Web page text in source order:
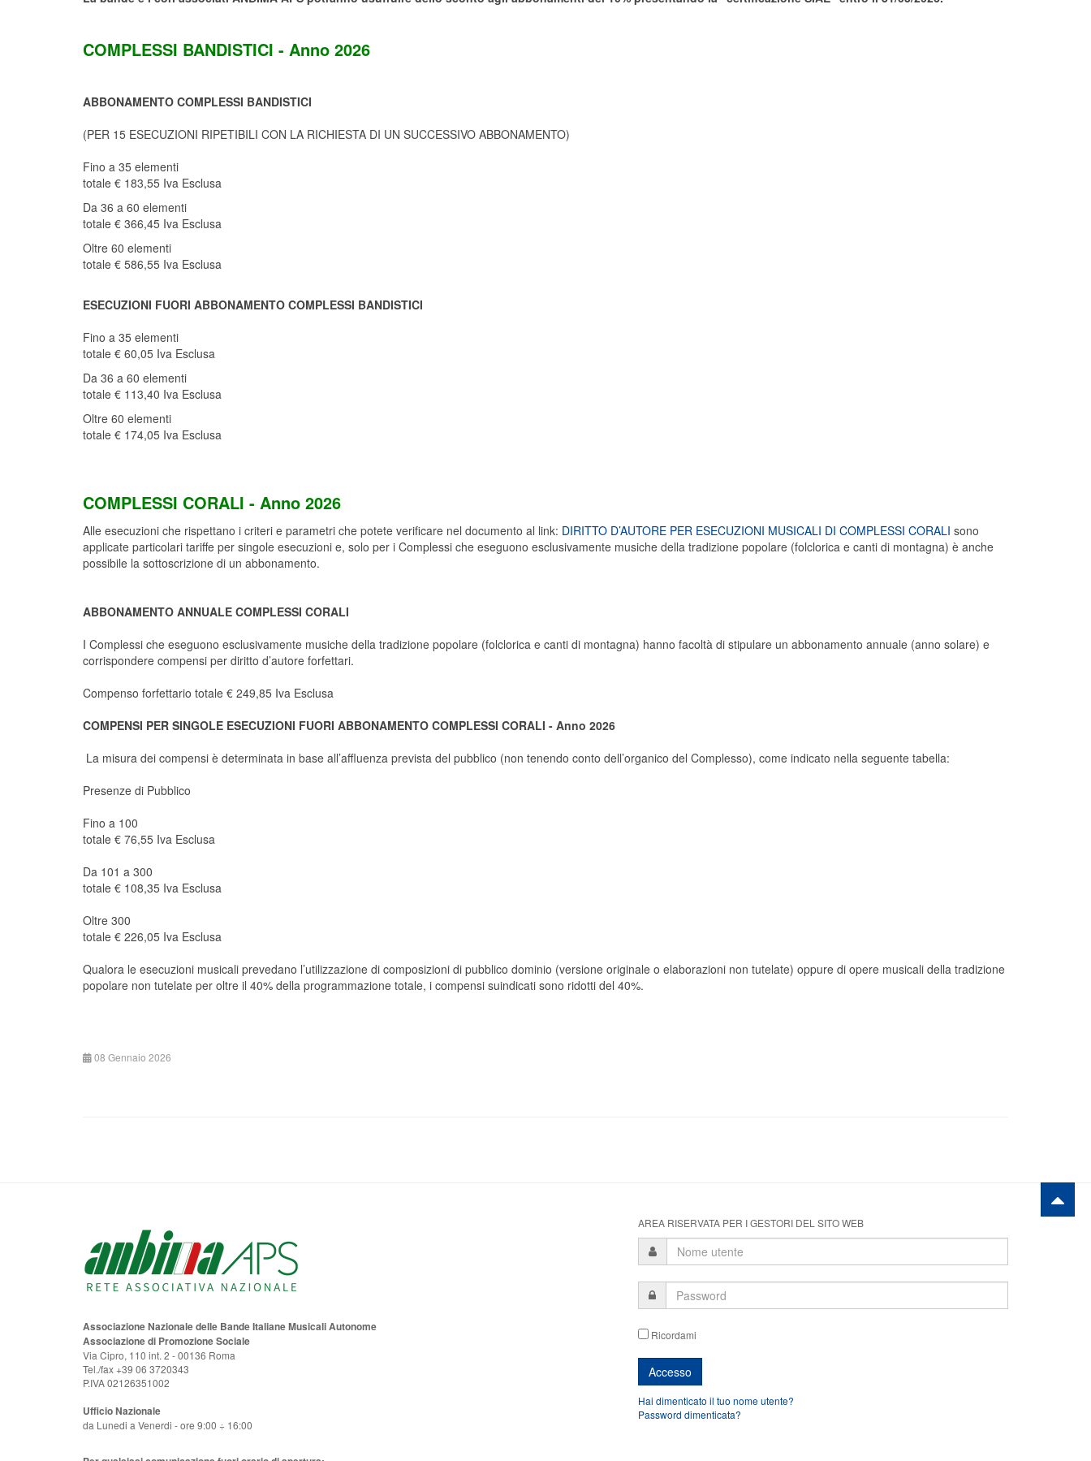
COMPLESSI BANDISTICI - Anno 2026
ABBONAMENTO COMPLESSI BANDISTICI
(PER 15 ESECUZIONI RIPETIBILI CON LA RICHIESTA DI UN SUCCESSIVO ABBONAMENTO)
Fino a 35 elementi
totale € 183,55 Iva Esclusa
Da 36 a 60 elementi
totale € 366,45 Iva Esclusa
Oltre 60 elementi
totale € 586,55 Iva Esclusa
ESECUZIONI FUORI ABBONAMENTO COMPLESSI BANDISTICI
Fino a 35 elementi
totale € 60,05 Iva Esclusa
Da 36 a 60 elementi
totale € 113,40 Iva Esclusa
Oltre 60 elementi
totale € 174,05 Iva Esclusa
COMPLESSI CORALI - Anno 2026
Alle esecuzioni che rispettano i criteri e parametri che potete verificare nel documento al link: DIRITTO D’AUTORE PER ESECUZIONI MUSICALI DI COMPLESSI CORALI sono
applicate particolari tariffe per singole esecuzioni e, solo per i Complessi che eseguono esclusivamente musiche della tradizione popolare (folclorica e canti di montagna) è anche
possibile la sottoscrizione di un abbonamento.
ABBONAMENTO ANNUALE COMPLESSI CORALI
I Complessi che eseguono esclusivamente musiche della tradizione popolare (folclorica e canti di montagna) hanno facoltà di stipulare un abbonamento annuale (anno solare) e
corrispondere compensi per diritto d’autore forfettari.
Compenso forfettario totale € 249,85 Iva Esclusa
COMPENSI PER SINGOLE ESECUZIONI FUORI ABBONAMENTO COMPLESSI CORALI - Anno 2026
La misura dei compensi è determinata in base all’affluenza prevista del pubblico (non tenendo conto dell’organico del Complesso), come indicato nella seguente tabella:
Presenze di Pubblico
Fino a 100
totale € 76,55 Iva Esclusa
Da 101 a 300
totale € 108,35 Iva Esclusa
Oltre 300
totale € 226,05 Iva Esclusa
Qualora le esecuzioni musicali prevedano l’utilizzazione di composizioni di pubblico dominio (versione originale o elaborazioni non tutelate) oppure di opere musicali della tradizione
popolare non tutelate per oltre il 40% della programmazione totale, i compensi suindicati sono ridotti del 40%.
08 Gennaio 2026
Associazione Nazionale delle Bande Italiane Musicali Autonome
Associazione di Promozione Sociale
Via Cipro, 110 int. 2 - 00136 Roma
Tel./fax +39 06 3720343
P.IVA 02126351002
Ufficio Nazionale
da Lunedi a Venerdi - ore 9:00 ÷ 16:00
AREA RISERVATA PER I GESTORI DEL SITO WEB
Ricordami
Hai dimenticato il tuo nome utente?
Password dimenticata?